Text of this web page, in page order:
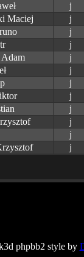
j
Maciej
j
j
j
j
j
j
j
j
j
j
j
phpbb2 style by